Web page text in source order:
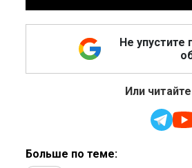
Не упустите
Или
Больше по теме: